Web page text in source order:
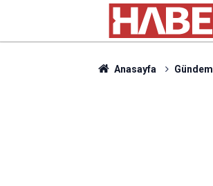
Anasayfa Gündem